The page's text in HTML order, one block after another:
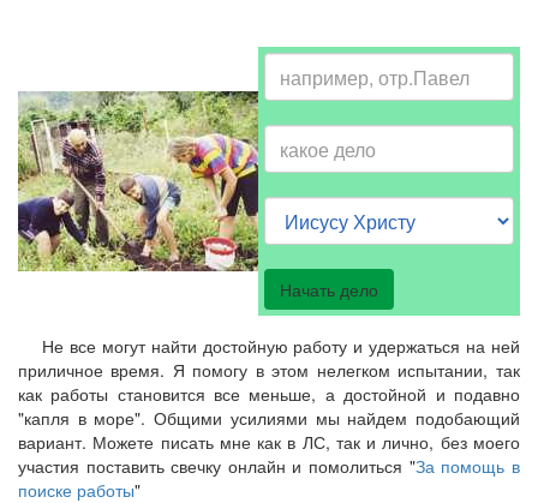
Не все могут найти достойную работу и удержаться на ней
приличное время. Я помогу в этом нелегком испытании, так
как работы становится все меньше, а достойной и подавно
"капля в море". Общими усилиями мы найдем подобающий
вариант. Можете писать мне как в ЛС, так и лично, без моего
участия поставить свечку онлайн и помолиться "За помощь в
поиске работы"